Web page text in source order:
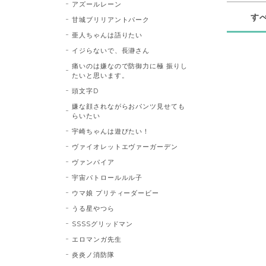
す
アズールレーン
甘城ブリリアントパーク
亜人ちゃんは語りたい
イジらないで、長瀞さん
痛いのは嫌なので防御力に極 振りし
たいと思います。
頭文字D
嫌な顔されながらおパンツ見せても
らいたい
宇崎ちゃんは遊びたい！
ヴァイオレットエヴァーガーデン
ヴァンパイア
宇宙パトロールルル子
ウマ娘 プリティーダービー
うる星やつら
SSSSグリッドマン
エロマンガ先生
炎炎ノ消防隊